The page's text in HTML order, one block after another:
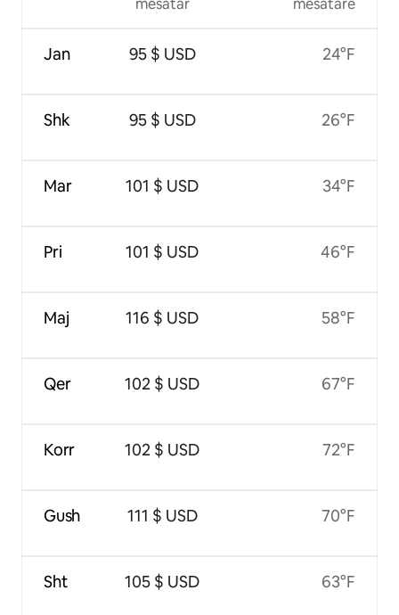
Jan
Shk
Mar
Pri
Maj
Qer
Korr
Gush
Sht
mesatar
95 $ USD
95 $ USD
101 $ USD
101 $ USD
116 $ USD
102 $ USD
102 $ USD
111 $ USD
105 $ USD
mesatare
24°F
26°F
34°F
46°F
58°F
67°F
72°F
70°F
63°F